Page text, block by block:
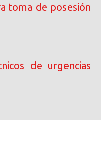
toma de posesión
de urgencias